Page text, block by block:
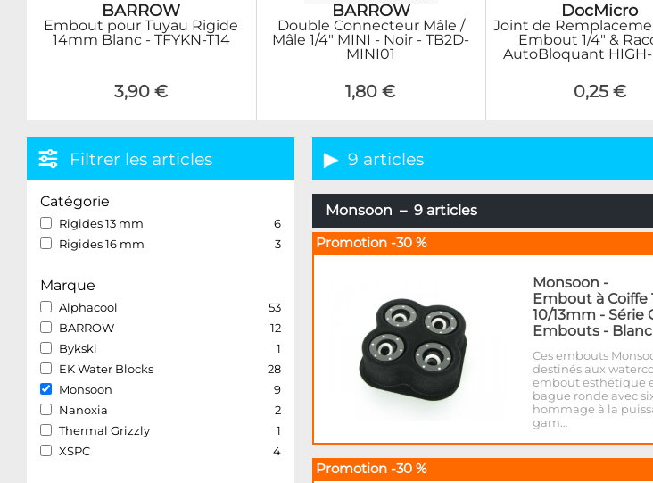
BARROW
Embout pour Tuyau Rigide
14mm Blanc - TFYKN-T14
3,90 €
BARROW
Double Connecteur Mâle /
Mâle 1/4" MINI - Noir - TB2D-
MINI01
1,80 €
DocMicro
Joint de
Embout 1/4" &
AutoBloquant
0,25 €
Filtrer les articles
Catégorie
Rigides 13 mm
6
Rigides 16 mm
3
Marque
Alphacool
53
BARROW
12
Bykski
1
EK Water Blocks
28
Monsoon
9
Nanoxia
2
Thermal Grizzly
1
XSPC
4
9 articles
Monsoon – 9 articles
Promotion -30 %
Monsoon -
Embout à Coiffe
10/13mm - Série
Embouts - Blanc
Ces embouts
destinés aux
embout esthétique
bague ronde avec
hommage à la
gam…
Promotion -30 %